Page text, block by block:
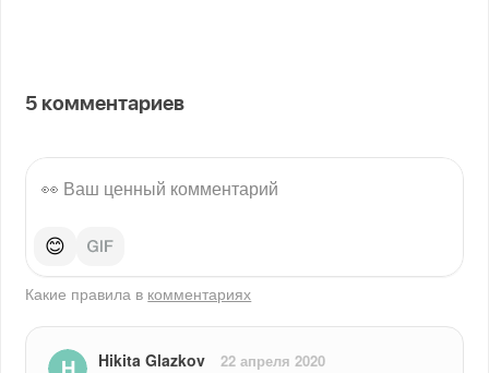
5 комментариев
😊
Какие правила в комментариях
Hikita Glazkov 22 апреля 2020